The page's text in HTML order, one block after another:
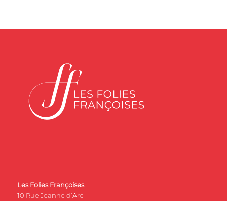
Les Folies Françoises
10 Rue Jeanne d’Arc